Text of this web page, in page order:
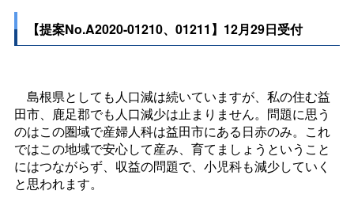
【提案No.A2020-01210、01211】12月29日受付
島根県としても人口減は続いていますが、私の住む益
田市、鹿足郡でも人口減少は止まりません。問題に思う
のはこの圏域で産婦人科は益田市にある日赤のみ。これ
ではこの地域で安心して産み、育てましょうということ
にはつながらず、収益の問題で、小児科も減少していく
と思われます。